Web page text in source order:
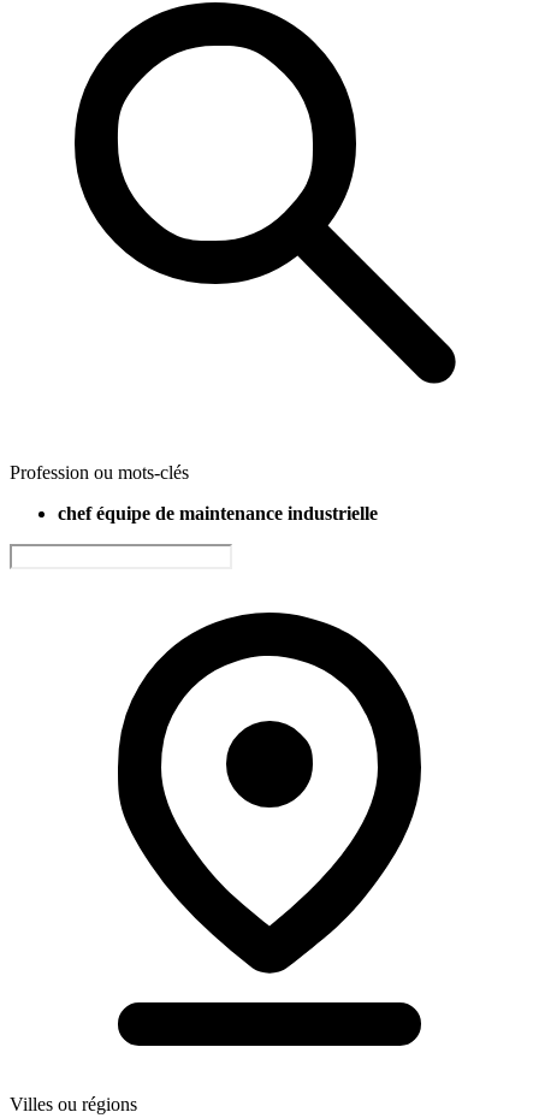
Profession ou mots-clés
chef équipe de maintenance industrielle
Villes ou régions